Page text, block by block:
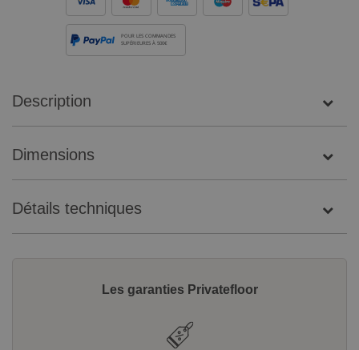
POUR LES COMMANDES
SUPÉRIEURES À 500€
Description
Dimensions
Détails techniques
Les garanties Privatefloor